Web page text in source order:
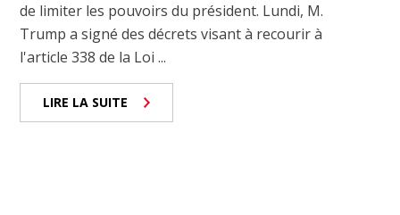
de limiter les pouvoirs du président. Lundi, M.
Trump a signé des décrets visant à recourir à
l'article 338 de la Loi ...
LIRE LA SUITE